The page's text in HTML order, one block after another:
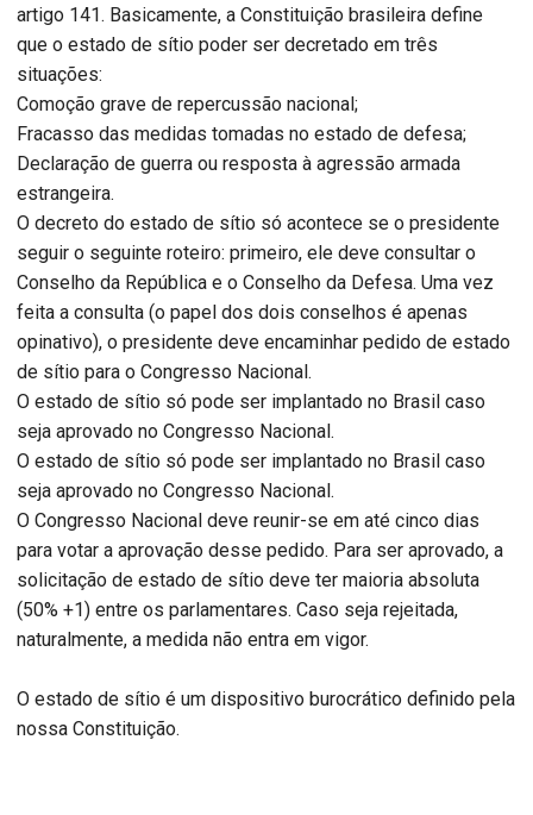
artigo 141. Basicamente, a Constituição brasileira define
que o estado de sítio poder ser decretado em três
situações:
Comoção grave de repercussão nacional;
Fracasso das medidas tomadas no estado de defesa;
Declaração de guerra ou resposta à agressão armada
estrangeira.
O decreto do estado de sítio só acontece se o presidente
seguir o seguinte roteiro: primeiro, ele deve consultar o
Conselho da República e o Conselho da Defesa. Uma vez
feita a consulta (o papel dos dois conselhos é apenas
opinativo), o presidente deve encaminhar pedido de estado
de sítio para o Congresso Nacional.
O estado de sítio só pode ser implantado no Brasil caso
seja aprovado no Congresso Nacional.
O estado de sítio só pode ser implantado no Brasil caso
seja aprovado no Congresso Nacional.
O Congresso Nacional deve reunir-se em até cinco dias
para votar a aprovação desse pedido. Para ser aprovado, a
solicitação de estado de sítio deve ter maioria absoluta
(50% +1) entre os parlamentares. Caso seja rejeitada,
naturalmente, a medida não entra em vigor.
O estado de sítio é um dispositivo burocrático definido pela
nossa Constituição.